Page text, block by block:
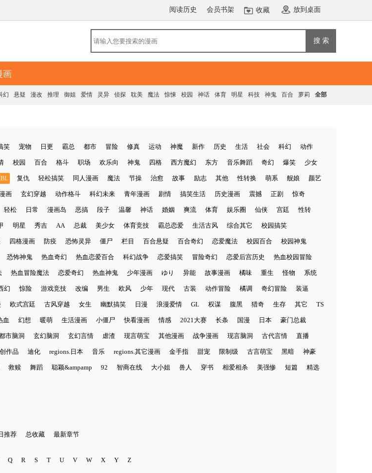
阅读历史 会员书架 收藏 放到桌面
搜 索
画
幻 悬疑 漫改 推理 御姐 爱情 灵异 侦探 耽美 魔法 惊悚 校园 神话 体育 明星 科技 神鬼 百合 萝莉 全部
笑 宠物 日更 霸总 都市 冒险 修真 运动 神魔 新作 历史 生活 社会 科幻 动作
校园 百合 格斗 职场 欢乐向 神鬼 四格 西方魔幻 东方 音乐舞蹈 奇幻 爆笑 少女
复仇 轻松搞笑 同人漫画 魔法 节操 治愈 故事 励志 其他 性转换 萌系 舰娘 颜艺
画 玄幻穿越 动作格斗 科幻未来 青年漫画 剧情 搞笑生活 历史漫画 震撼 正剧 惊奇
轻松 日常 漫画岛 恶搞 段子 温馨 神话 婚姻 爽流 体育 娱乐圈 仙侠 宫廷 性转
明星 秀吉 AA 总裁 美少女 体育竞技 霸总恋爱 生活古风 综合其它 校园搞笑
四格漫画 防疫 恐怖灵异 僵尸 栏目 百合悬疑 百合奇幻 恋爱魔法 校园百合 校园神鬼
恐怖神鬼 热血奇幻 热血恋爱百合 科幻战争 恋爱搞笑 冒险奇幻 恋爱后宫历史 热血校园冒险
热血冒险魔法 恋爱奇幻 热血神鬼 少年漫画 ゆり 异能 故事漫画 橘味 重生 怪物 系统
幻 惊险 游戏竞技 改编 男生 欧风 少年 现代 古装 动作冒险 橘调 奇幻冒险 装逼
欧式宫廷 古风穿越 女生 幽默搞笑 日漫 浪漫爱情 GL 权谋 腹黑 猎奇 生存 其它 TS
血 幻想 暖萌 生活漫画 小僵尸 快看漫画 情感 2021大赛 长条 国漫 日本 豪门总裁
市脑洞 玄幻脑洞 玄幻言情 虐渣 现言萌宝 其他漫画 战争漫画 现言脑洞 古代言情 直播
作品 迪化 regions.日本 音乐 regions.其它漫画 金手指 甜宠 限制级 古言萌宝 黑暗 神豪
救赎 舞蹈 聪颖&ampamp 92 智商在线 大小姐 兽人 穿书 相爱相杀 美强惨 短篇 精选
推荐 总收藏 最新章节
Q R S T U V W X Y Z